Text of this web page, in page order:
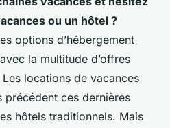
ou un hôtel ?
options d’hébergement
la multitude d’offres
locations de vacances
précédent ces dernières
hôtels traditionnels. Mais